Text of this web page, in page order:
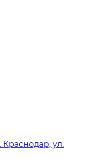
Краснодар, ул.